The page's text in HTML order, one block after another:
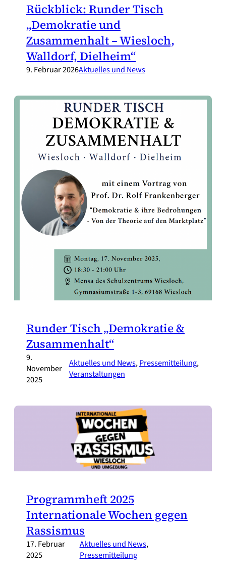
Rückblick: Runder Tisch
„Demokratie und
Zusammenhalt – Wiesloch,
Walldorf, Dielheim“
9. Februar 2026Aktuelles und News
Runder Tisch „Demokratie &
Zusammenhalt“
9.
November
2025
Aktuelles und News, Pressemitteilung,
Veranstaltungen
Programmheft 2025
Internationale Wochen gegen
Rassismus
17. Februar
2025
Aktuelles und News,
Pressemitteilung